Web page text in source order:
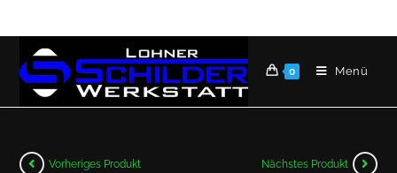
0 Menü
Vorheriges Produkt Nächstes Produkt